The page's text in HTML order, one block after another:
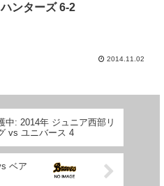
ンターズ 6-2
2014.11.02
中: 2014年 ジュニア西部リ
vs ユニバース 4
ベア